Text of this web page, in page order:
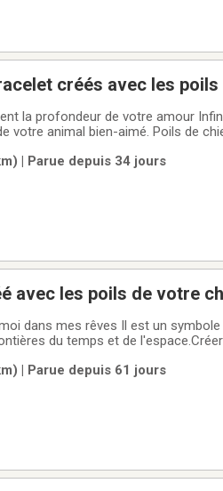
créés avec les
la profondeur de votre amour
votre animal bien-aimé. Poils de
| Parue depuis 34 jours
avec les poils de votre
du temps et de
boules de
| Parue depuis 61 jours